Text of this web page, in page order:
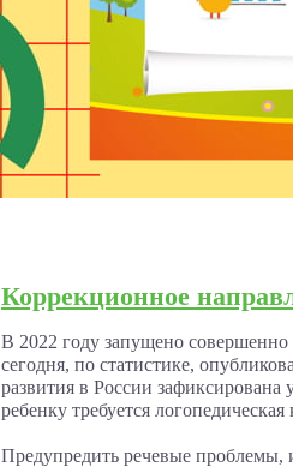
Коррекционное
В 2022 году запущено
сегодня, по статистике,
развития в России зафиксирована
ребенку требуется логопедическая
Предупредить речевые проблемы,